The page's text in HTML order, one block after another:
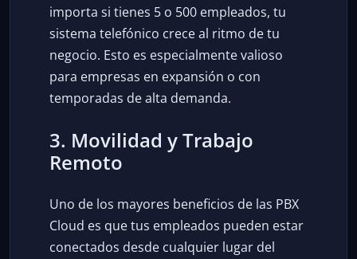
importa si tienes 5 o 500 empleados, tu
sistema telefónico crece al ritmo de tu
negocio. Esto es especialmente valioso
para empresas en expansión o con
temporadas de alta demanda.
3. Movilidad y Trabajo
Remoto
Uno de los mayores beneficios de las PBX
Cloud es que tus empleados pueden estar
conectados desde cualquier lugar del